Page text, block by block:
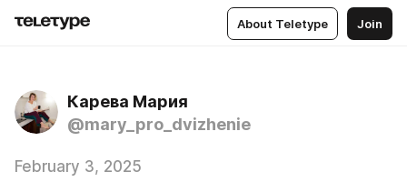
About Teletype Join
Карева Мария
@mary_pro_dvizhenie
February 3, 2025